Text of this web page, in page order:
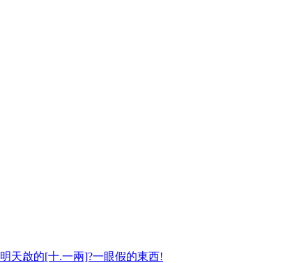
天啟的[十.一兩]?一眼假的東西!